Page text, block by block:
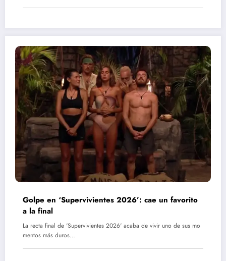
Golpe en ‘Supervivientes 2026’: cae un favorito
a la final
La recta final de 'Supervivientes 2026' acaba de vivir uno de sus mo
mentos más duros…